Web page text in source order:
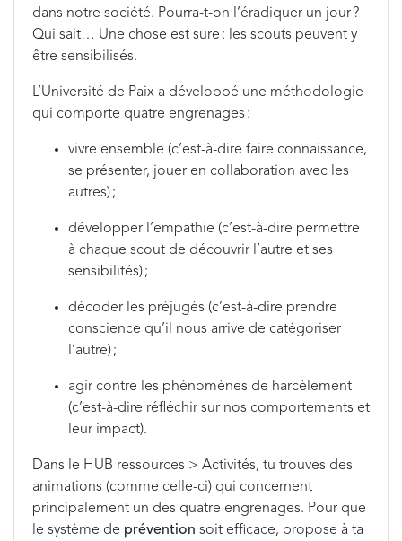
dans notre société. Pourra-t-on l’éradiquer un jour ?
Qui sait… Une chose est sure : les scouts peuvent y
être sensibilisés.
L’Université de Paix a développé une méthodologie
qui comporte quatre engrenages :
vivre ensemble (c’est-à-dire faire connaissance,
se présenter, jouer en collaboration avec les
autres) ;
développer l’empathie (c’est-à-dire permettre
à chaque scout de découvrir l’autre et ses
sensibilités) ;
décoder les préjugés (c’est-à-dire prendre
conscience qu’il nous arrive de catégoriser
l’autre) ;
agir contre les phénomènes de harcèlement
(c’est-à-dire réfléchir sur nos comportements et
leur impact).
Dans le HUB ressources > Activités, tu trouves des
animations (comme celle-ci) qui concernent
principalement un des quatre engrenages. Pour que
le système de prévention soit efficace, propose à ta